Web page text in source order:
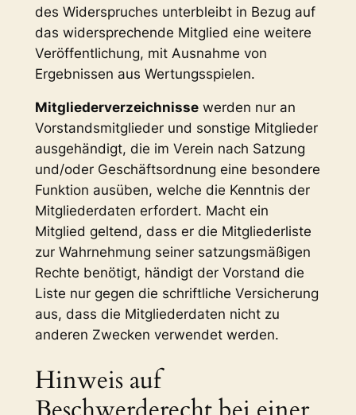
des Widerspruches unterbleibt in Bezug auf
das widersprechende Mitglied eine weitere
Veröffentlichung, mit Ausnahme von
Ergebnissen aus Wertungsspielen.
Mitgliederverzeichnissewerden nur an
Vorstandsmitglieder und sonstige Mitglieder
ausgehändigt, die im Verein nach Satzung
und/oder Geschäftsordnung eine besondere
Funktion ausüben, welche die Kenntnis der
Mitgliederdaten erfordert. Macht ein
Mitglied geltend, dass er die Mitgliederliste
zur Wahrnehmung seiner satzungsmäßigen
Rechte benötigt, händigt der Vorstand die
Liste nur gegen die schriftliche Versicherung
aus, dass die Mitgliederdaten nicht zu
anderen Zwecken verwendet werden.
Hinweis auf